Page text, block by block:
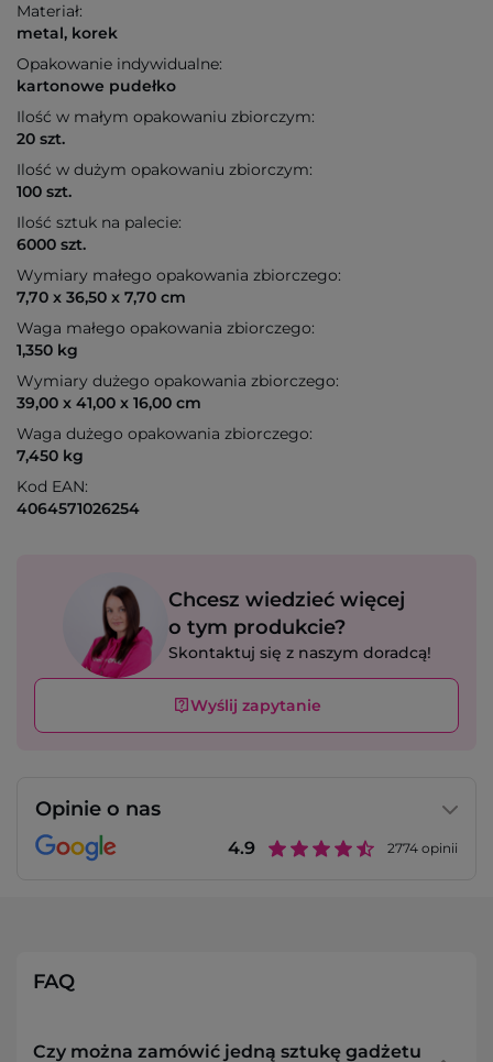
Materiał:
metal, korek
Opakowanie indywidualne:
kartonowe pudełko
Ilość w małym opakowaniu zbiorczym:
20 szt.
Ilość w dużym opakowaniu zbiorczym:
100 szt.
Ilość sztuk na palecie:
6000 szt.
Wymiary małego opakowania zbiorczego:
7,70 x 36,50 x 7,70 cm
Waga małego opakowania zbiorczego:
1,350 kg
Wymiary dużego opakowania zbiorczego:
39,00 x 41,00 x 16,00 cm
Waga dużego opakowania zbiorczego:
7,450 kg
Kod EAN:
4064571026254
Chcesz wiedzieć więcej
o tym produkcie?
Skontaktuj się z naszym doradcą!
Wyślij zapytanie
Opinie o nas
4.9 2774 opinii
FAQ
Czy można zamówić jedną sztukę gadżetu